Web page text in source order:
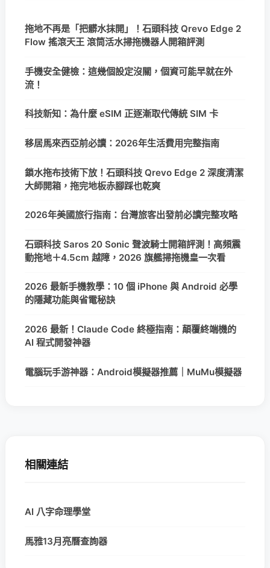
拖地不再是「把髒水抹開」！石頭科技 Qrevo Edge 2
Flow 搖滾天王 滾筒活水掃拖機器人開箱評測
手機安全健檢：這幾個設定沒關，個資可能早就在外
流！
科技新知：為什麼 eSIM 正逐漸取代傳統 SIM 卡
移居馬來西亞前必讀：2026年生活費用完整指南
鎖水拖布技術下放！石頭科技 Qrevo Edge 2 深度清潔
大師開箱，拖完地板赤腳踩也乾爽
2026年美國旅行指南：台灣旅客出發前必讀完整攻略
石頭科技 Saros 20 Sonic 聲波騎士開箱評測！高頻震
動拖地＋4.5cm 越障，2026 旗艦掃拖機皇一次看
2026 最新手機教學：10 個 iPhone 與 Android 必學
的隱藏功能與省電秘訣
2026 最新！Claude Code 終極指南：顛覆終端機的
AI 程式開發神器
電腦玩手游神器：Android模擬器推薦｜MuMu模擬器
相關連結
AI 八字命理學堂
馬雅13月亮曆查詢器